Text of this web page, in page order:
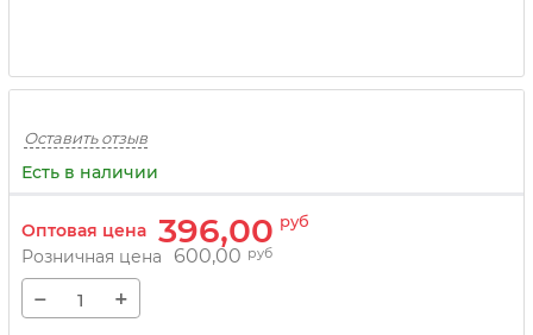
Оставить отзыв
Есть в наличии
Оптовая цена 396,00 руб
Розничная цена 600,00 руб
− +